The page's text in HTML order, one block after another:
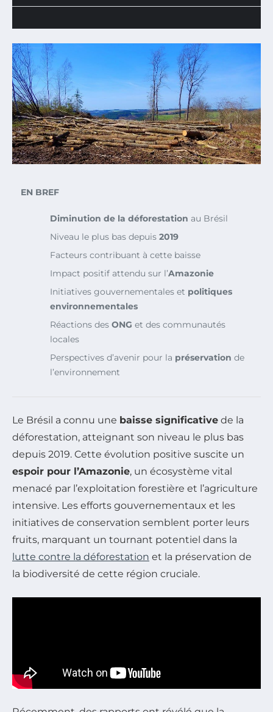
EN BREF
Diminution de la déforestation au Brésil
Niveau le plus bas depuis 2019
Facteurs contribuant à cette baisse
Impact positif attendu sur l’Amazonie
Initiatives gouvernementales et politiques
environnementales
Réactions des ONG et des communautés
locales
Perspectives d’avenir pour la préservation de
l’environnement
Le Brésil a connu une baisse significative de la
déforestation, atteignant son niveau le plus bas
depuis 2019. Cette évolution positive suscite un
espoir pour l’Amazonie, un écosystème vital
menacé par l’exploitation forestière et l’agriculture
intensive. Les efforts gouvernementaux et les
initiatives de conservation semblent porter leurs
fruits, marquant un tournant potentiel dans la
lutte contre la déforestation et la préservation de
la biodiversité de cette région cruciale.